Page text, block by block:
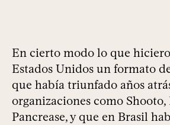
En cierto modo lo que
Estados Unidos un formato
que había triunfado años
organizaciones como Shooto,
Pancrease, y que en Brasil